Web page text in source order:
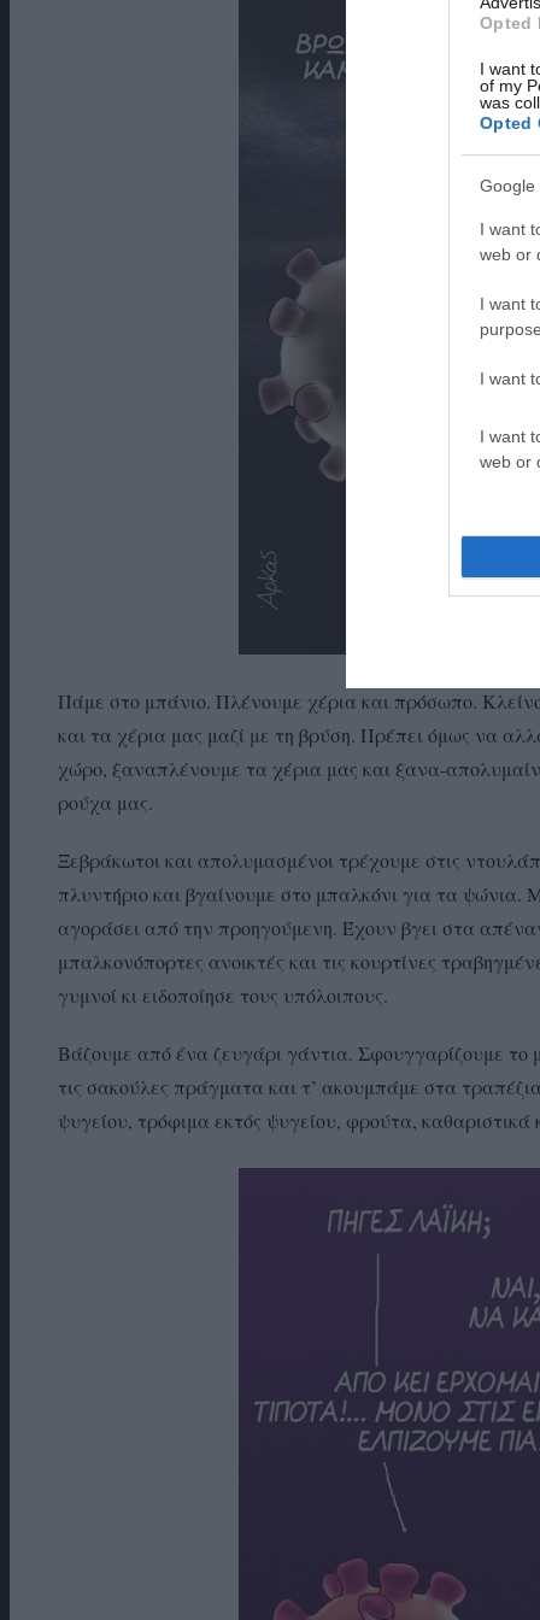
Opted
I want
of my
was
Opted
Google
I want
web or
I want
I want
I want
web or
Πάμε στο μπάνιο. Πλένουμε χέρια και πρόσωπο.
και τα χέρια μας μαζί με τη βρύση. Πρέπει όμως να
χώρο, ξαναπλένουμε τα χέρια μας και ξανα-
ρούχα μας.
Ξεβράκωτοι και απολυμασμένοι τρέχουμε στις
πλυντήριο και βγαίνουμε στο μπαλκόνι για τα ψώνια.
αγοράσει από την προηγούμενη. Έχουν βγει στα
μπαλκονόπορτες ανοικτές και τις κουρτίνες
γυμνοί κι ειδοποίησε τους υπόλοιπους.
Βάζουμε από ένα ζευγάρι γάντια. Σφουγγαρίζουμε το
τις σακούλες πράγματα και τ’ ακουμπάμε στα
ψυγείου, τρόφιμα εκτός ψυγείου, φρούτα,